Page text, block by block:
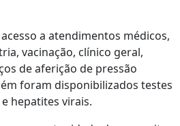
a atendimentos médicos,
vacinação, clínico geral,
de aferição de pressão
foram disponibilizados testes
hepatites virais.